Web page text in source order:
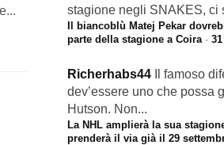
stagione negli SNAKES, ci
Il biancoblù Matej Pekar
parte della stagione a Coira·
Richerhabs44
Il famoso
dev’essere uno che possa
Hutson. Non...
La NHL amplierà la sua
prenderà il via già il 29